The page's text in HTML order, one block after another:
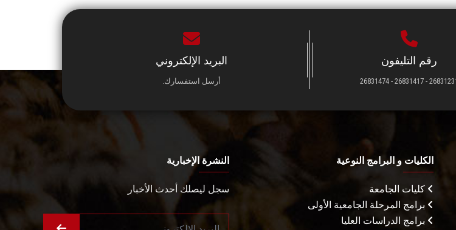
رقم التليفون
26831231 - 26831417 -
البريد الإلكتروني
أرسل استفسارك.
الكليات و البرامج النوعية
كليات الجامعة
برامج المرحلة الجامعية الأولى
برامج الدراسات العليا
النشرة الإخبارية
سجل ليصلك أحدث الأخبار